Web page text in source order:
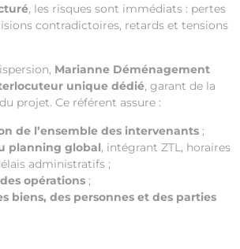
, les risques sont immédiats : pertes
contradictoires, retards et tensions
Marianne Déménagement
unique dédié, garant de la
projet. Ce référent assure :
de l’ensemble des intervenants ;
planning global, intégrant ZTL, horaires
administratifs ;
opérations ;
biens, des personnes et des parties